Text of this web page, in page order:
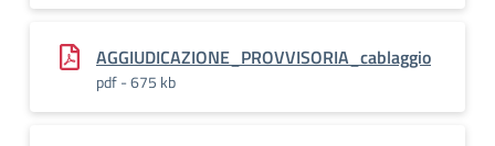
AGGIUDICAZIONE_PROVVISORIA_cablaggio
pdf - 675 kb